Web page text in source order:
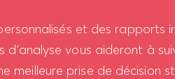
et des rapports
vous aideront à
meilleure prise de décision